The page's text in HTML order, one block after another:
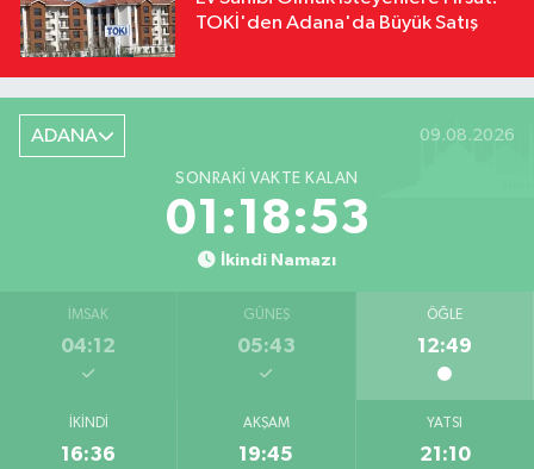
TOKİ'den Adana'da Büyük Satış
ADANA 09.08.2026
SONRAKI VAKTE KALAN
01:18:53
İkindi Namazı
İMSAK
04:12
GÜNEŞ
05:43
ÖĞLE
12:49
İKINDI
16:36
AKŞAM
19:45
YATSI
21:10